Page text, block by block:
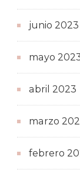
junio 2023
mayo
abril 2023
marzo
febrero